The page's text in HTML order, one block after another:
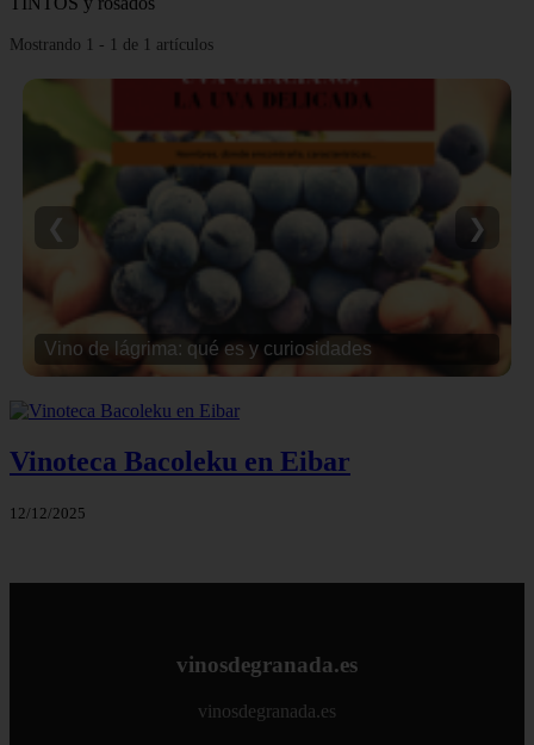
Mostrando 1 - 1 de 1 artículos
Vino de lágrima: qué es y curiosidades
❮ ❯
Vinoteca Bacoleku en Eibar
12/12/2025
vinosdegranada.es
vinosdegranada.es